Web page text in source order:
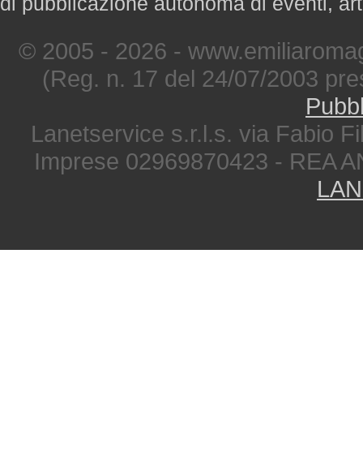
© 2005 - 2026 -
(Reg. n. 17 del 24/07/2003
Lanetservice s.r.l.s. via Fabio
Imprese 02969870423 - REA